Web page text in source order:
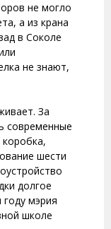
не могло
а из крана
в Соколе
не знают,
За
современные
шести
долгое
мэрия
школе